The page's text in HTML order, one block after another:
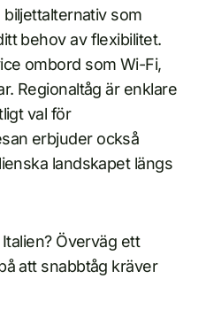
som
behov av flexibilitet.
ombord som Wi-Fi,
Regionaltåg är enklare
val för
erbjuder också
landskapet längs
Överväg ett
att snabbtåg kräver